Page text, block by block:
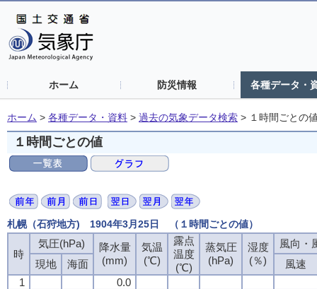
ホーム 防災情報 各種データ・
ホーム > 各種データ・資料 > 過去の気象データ検索 > １時間ごとの
１時間ごとの値
札幌（石狩地方) 1904年3月25日 （１時間ごとの値）
時
気圧(hPa)
降水量
(mm)
気温
(℃)
露点
温度
(℃)
蒸気圧
(hPa)
湿度
(％)
風向・
現地
海面
風速
1
0.0